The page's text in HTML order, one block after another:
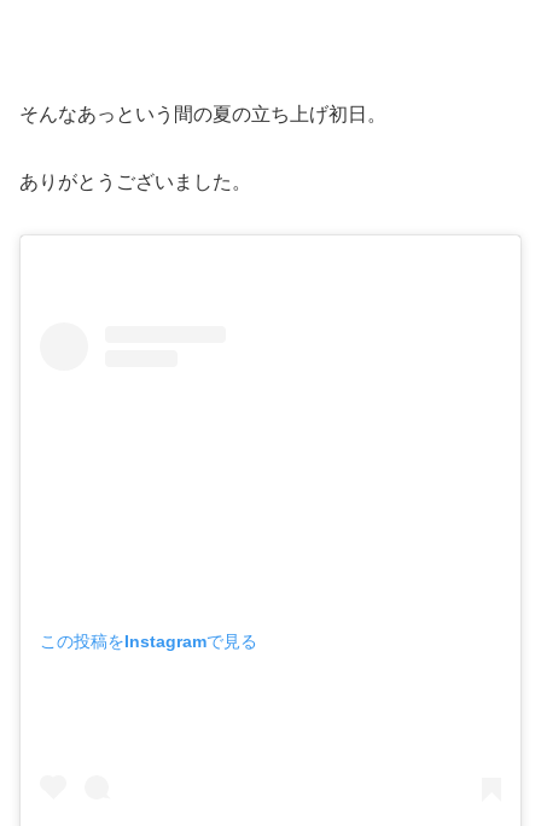
そんなあっという間の夏の立ち上げ初日。
ありがとうございました。
この投稿をInstagramで見る